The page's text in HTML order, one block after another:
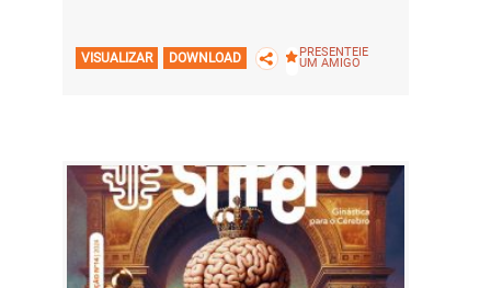
VISUALIZAR DOWNLOAD PRESENTEIE
UM AMIGO